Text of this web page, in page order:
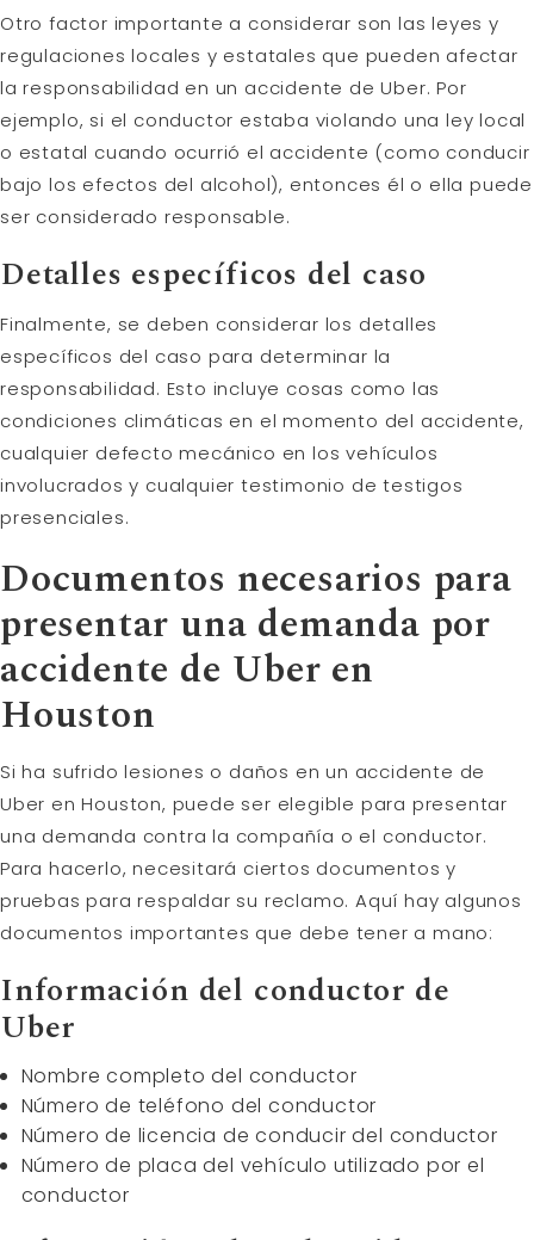
Otro factor importante a considerar son las leyes y
regulaciones locales y estatales que pueden afectar
la responsabilidad en un accidente de Uber. Por
ejemplo, si el conductor estaba violando una ley local
o estatal cuando ocurrió el accidente (como conducir
bajo los efectos del alcohol), entonces él o ella puede
ser considerado responsable.
Detalles específicos del caso
Finalmente, se deben considerar los detalles
específicos del caso para determinar la
responsabilidad. Esto incluye cosas como las
condiciones climáticas en el momento del accidente,
cualquier defecto mecánico en los vehículos
involucrados y cualquier testimonio de testigos
presenciales.
Documentos necesarios para
presentar una demanda por
accidente de Uber en
Houston
Si ha sufrido lesiones o daños en un accidente de
Uber en Houston, puede ser elegible para presentar
una demanda contra la compañía o el conductor.
Para hacerlo, necesitará ciertos documentos y
pruebas para respaldar su reclamo. Aquí hay algunos
documentos importantes que debe tener a mano:
Información del conductor de
Uber
Nombre completo del conductor
Número de teléfono del conductor
Número de licencia de conducir del conductor
Número de placa del vehículo utilizado por el
conductor